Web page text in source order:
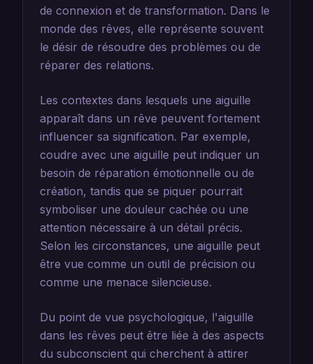
de connexion et de transformation. Dans le
monde des rêves, elle représente souvent
le désir de résoudre des problèmes ou de
réparer des relations.
Les contextes dans lesquels une aiguille
apparaît dans un rêve peuvent fortement
influencer sa signification. Par exemple,
coudre avec une aiguille peut indiquer un
besoin de réparation émotionnelle ou de
création, tandis que se piquer pourrait
symboliser une douleur cachée ou une
attention nécessaire à un détail précis.
Selon les circonstances, une aiguille peut
être vue comme un outil de précision ou
comme une menace silencieuse.
Du point de vue psychologique, l'aiguille
dans les rêves peut être liée à des aspects
du subconscient qui cherchent à attirer